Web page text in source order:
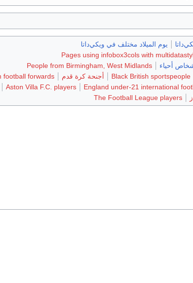
يوم الميلاد مختلف في ويكي‌داتا
Pages using infobox3cols with
أحياء
People from Birmingham, West Midlands
Black British sportspeople أجنحة كرة قدم
football forwards
England under-21 international
Aston Villa F.C. players
The Football League players